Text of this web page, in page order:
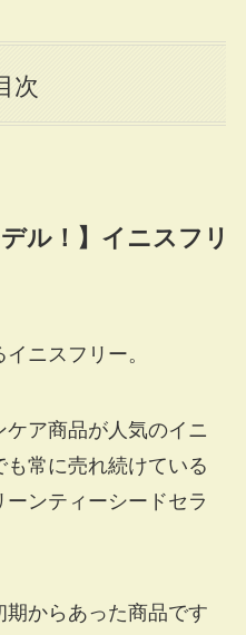
次
ル！】イニスフリ
ニスフリー。
ア商品が人気のイニ
常に売れ続けている
ンティーシードセラ
からあった商品です